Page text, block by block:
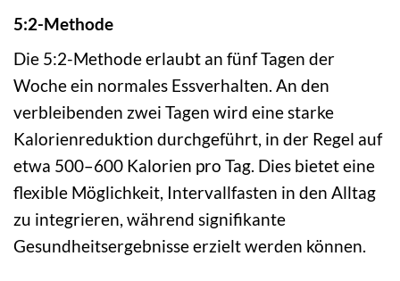
5:2-Methode
Die 5:2-Methode erlaubt an fünf Tagen der
Woche ein normales Essverhalten. An den
verbleibenden zwei Tagen wird eine starke
Kalorienreduktion durchgeführt, in der Regel auf
etwa 500–600 Kalorien pro Tag. Dies bietet eine
flexible Möglichkeit, Intervallfasten in den Alltag
zu integrieren, während signifikante
Gesundheitsergebnisse erzielt werden können.